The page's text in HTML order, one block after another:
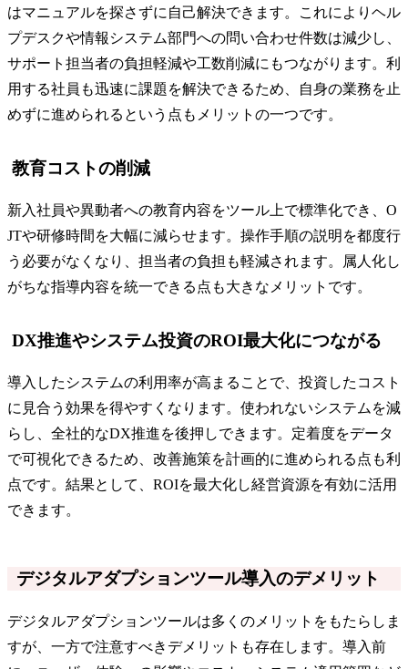
はマニュアルを探さずに自己解決できます。これによりヘル
プデスクや情報システム部門への問い合わせ件数は減少し、
サポート担当者の負担軽減や工数削減にもつながります。利
用する社員も迅速に課題を解決できるため、自身の業務を止
めずに進められるという点もメリットの一つです。
教育コストの削減
新入社員や異動者への教育内容をツール上で標準化でき、O
JTや研修時間を大幅に減らせます。操作手順の説明を都度行
う必要がなくなり、担当者の負担も軽減されます。属人化し
がちな指導内容を統一できる点も大きなメリットです。
DX推進やシステム投資のROI最大化につながる
導入したシステムの利用率が高まることで、投資したコスト
に見合う効果を得やすくなります。使われないシステムを減
らし、全社的なDX推進を後押しできます。定着度をデータ
で可視化できるため、改善施策を計画的に進められる点も利
点です。結果として、ROIを最大化し経営資源を有効に活用
できます。
デジタルアダプションツール導入のデメリット
デジタルアダプションツールは多くのメリットをもたらしま
すが、一方で注意すべきデメリットも存在します。導入前